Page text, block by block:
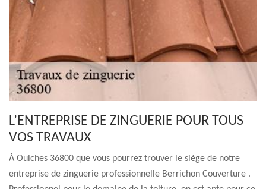
L’ENTREPRISE DE ZINGUERIE POUR TOUS
VOS TRAVAUX
À Oulches 36800 que vous pourrez trouver le siège de notre
entreprise de zinguerie professionnelle Berrichon Couverture .